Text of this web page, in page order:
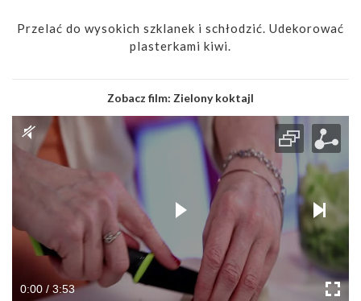
Przelać do wysokich szklanek i schłodzić. Udekorować
plasterkami kiwi.
Zobacz film: Zielony koktajl
0:00 / 3:53